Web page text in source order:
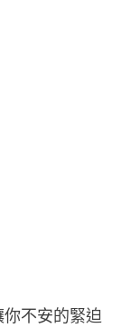
不安的緊迫